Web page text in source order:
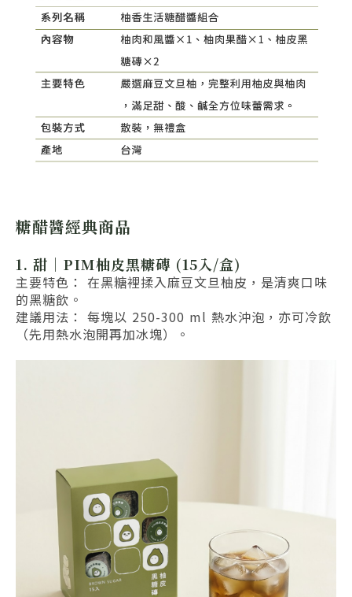
糖醋醬經典商品
1. 甜｜PIM柚皮黑糖磚 (15入/盒)
主要特色： 在黑糖裡揉入麻豆文旦柚皮，是清爽口味
的黑糖飲。
建議用法： 每塊以 250-300 ml 熱水沖泡，亦可冷飲
（先用熱水泡開再加冰塊）。